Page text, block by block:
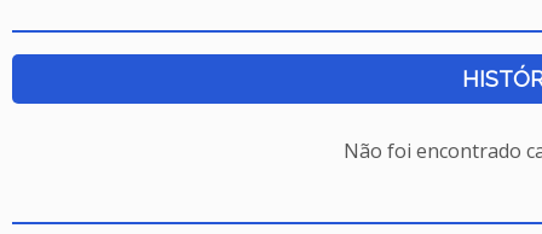
Não foi encontrado